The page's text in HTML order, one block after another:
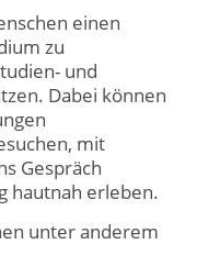
einen
zu
und
Dabei können
mit
Gespräch
hautnah erleben.
unter anderem